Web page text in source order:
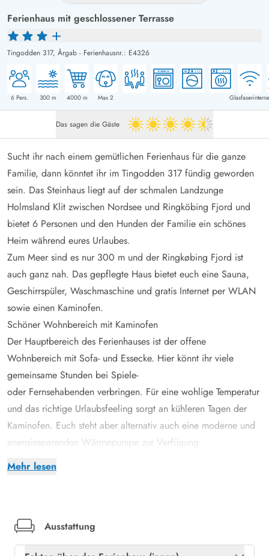
Ferienhaus mit geschlossener Terrasse
Tingodden 317, Årgab - Ferienhausnr.: E4326
6Pers. 300 m 4000m Max 2
Das sagen die Gäste 4.5 von 5
Mehr lesen
Sucht ihr nach einem gemütlichen Ferienhaus für die ganze
Familie, dann könntet ihr im Tingodden 317 fündig geworden
sein. Das Steinhaus liegt auf der schmalen Landzunge
Holmsland Klit zwischen Nordsee und Ringköbing Fjord und
bietet 6 Personen und den Hunden der Familie ein schönes
Heim während eures Urlaubes.
Zum Meer sind es nur 300 m und der Ringkøbing Fjord ist
auch ganz nah. Das gepflegte Haus bietet euch eine Sauna,
Geschirrspüler, Waschmaschine und gratis Internet per WLAN
sowie einen Kaminofen.
Schöner Wohnbereich mit Kaminofen
Der Hauptbereich des Ferienhauses ist der offene
Wohnbereich mit Sofa- und Essecke. Hier könnt ihr viele
gemeinsame Stunden bei Spiele-
oder Fernsehabenden verbringen. Für eine wohlige Temperatur
und das richtige Urlaubsfeeling sorgt an kühleren Tagen der
Kaminofen. Euch steht aber alternativ auch eine moderne und
energiesparenden Wärmepumpe zur Verfügung.
Das Badezimmer ist mit Duschkabine und Waschmaschine
Haustür direkt in der Küche. Ausgestattet ist diese mit einem
Geschirrspüler und einem 10-l Gefrierfach. Das Wohnzimmer
Ausstattung